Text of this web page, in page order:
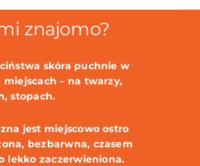
znajomo?
skóra puchnie w
miejscach – na twarzy,
stopach.
jest miejscowo ostro
bezbarwna, czasem
lekko zaczerwieniona.